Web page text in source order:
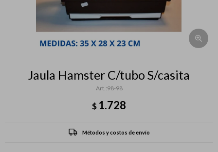
Jaula Hamster C/tubo S/casita
98-98
$ 1.728
Métodos y costos de envío